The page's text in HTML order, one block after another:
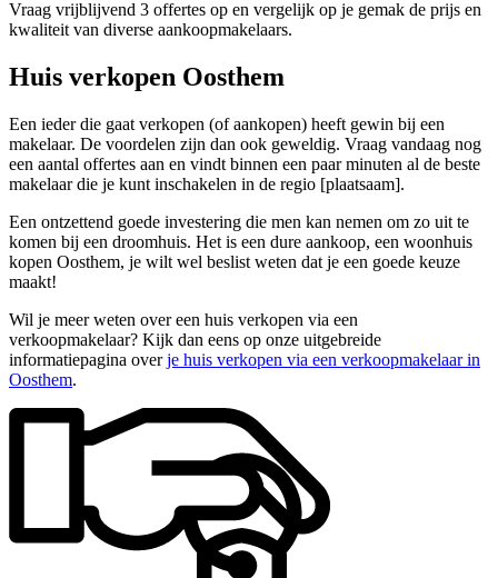
Vraag vrijblijvend 3 offertes op en vergelijk op je gemak de prijs en
kwaliteit van diverse aankoopmakelaars.
Huis verkopen Oosthem
Een ieder die gaat verkopen (of aankopen) heeft gewin bij een
makelaar. De voordelen zijn dan ook geweldig. Vraag vandaag nog
een aantal offertes aan en vindt binnen een paar minuten al de beste
makelaar die je kunt inschakelen in de regio [plaatsaam].
Een ontzettend goede investering die men kan nemen om zo uit te
komen bij een droomhuis. Het is een dure aankoop, een woonhuis
kopen Oosthem, je wilt wel beslist weten dat je een goede keuze
maakt!
Wil je meer weten over een huis verkopen via een
verkoopmakelaar? Kijk dan eens op onze uitgebreide
informatiepagina overje huis verkopen via een verkoopmakelaar in
Oosthem.